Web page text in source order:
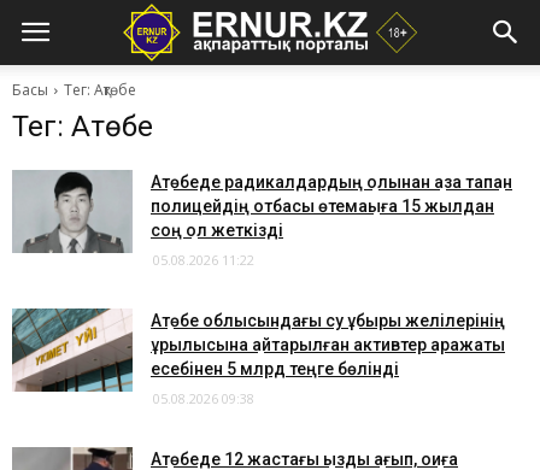
Басы Тег: Ақтөбе
Тег: Ақтөбе
Ақтөбеде радикалдардың қолынан қаза тапқан
полицейдің отбасы өтемақыға 15 жылдан
соң қол жеткізді
05.08.2026 11:22
Ақтөбе облысындағы су құбыры желілерінің
құрылысына қайтарылған активтер қаражаты
есебінен 5 млрд теңге бөлінді
05.08.2026 09:38
Ақтөбеде 12 жастағы қызды қағып, оқиға